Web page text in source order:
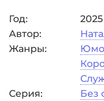
Год:
2025
Автор:
Жанры:
Серия:
Без